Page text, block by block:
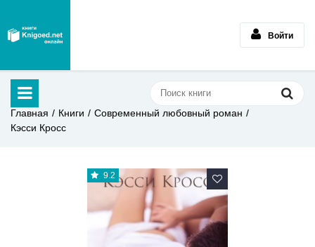
Войти
Главная Книги
Современный любовный роман
Кэсси Кросс
9.2